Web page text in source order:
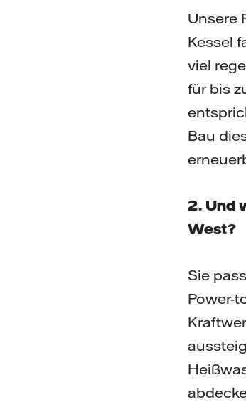
Unsere
Kessel
viel
für bis
Bau
2. Und
West?
Sie
Power-